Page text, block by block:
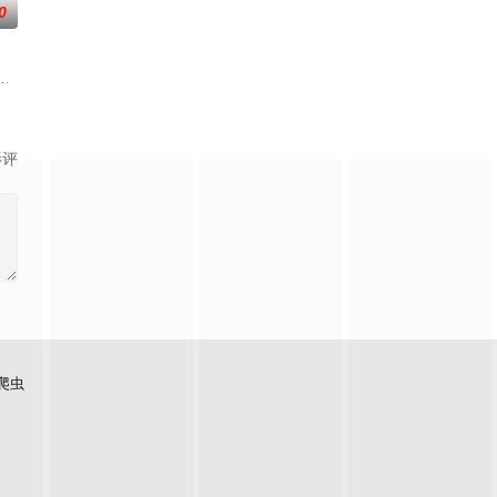
废其武功，将他送往
治红花会总航主于万亭偷入禁宫告以乾隆（郑少秋）本乃
虫